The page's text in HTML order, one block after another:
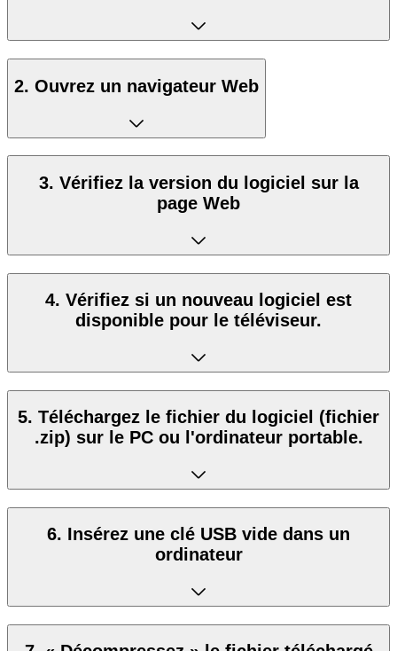
2. Ouvrez un navigateur Web
3. Vérifiez la version du logiciel sur la
page Web
4. Vérifiez si un nouveau logiciel est
disponible pour le téléviseur.
5. Téléchargez le fichier du logiciel (fichier
.zip) sur le PC ou l'ordinateur portable.
6. Insérez une clé USB vide dans un
ordinateur